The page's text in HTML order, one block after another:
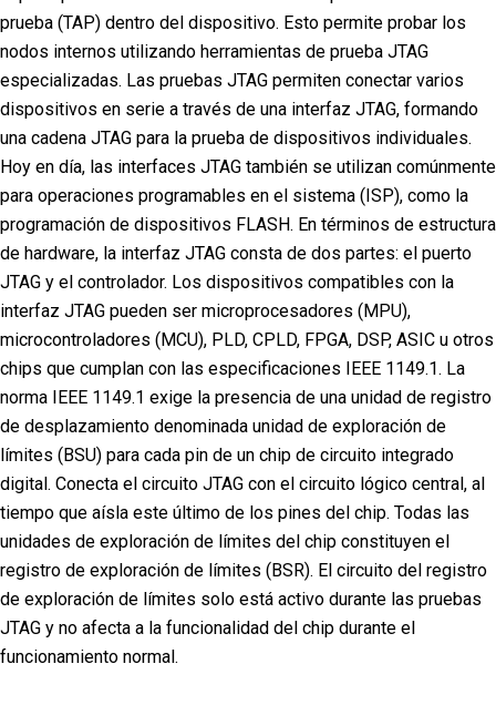
prueba (TAP) dentro del dispositivo. Esto permite probar los
nodos internos utilizando herramientas de prueba JTAG
especializadas. Las pruebas JTAG permiten conectar varios
dispositivos en serie a través de una interfaz JTAG, formando
una cadena JTAG para la prueba de dispositivos individuales.
Hoy en día, las interfaces JTAG también se utilizan comúnmente
para operaciones programables en el sistema (ISP), como la
programación de dispositivos FLASH. En términos de estructura
de hardware, la interfaz JTAG consta de dos partes: el puerto
JTAG y el controlador. Los dispositivos compatibles con la
interfaz JTAG pueden ser microprocesadores (MPU),
microcontroladores (MCU), PLD, CPLD, FPGA, DSP, ASIC u otros
chips que cumplan con las especificaciones IEEE 1149.1. La
norma IEEE 1149.1 exige la presencia de una unidad de registro
de desplazamiento denominada unidad de exploración de
límites (BSU) para cada pin de un chip de circuito integrado
digital. Conecta el circuito JTAG con el circuito lógico central, al
tiempo que aísla este último de los pines del chip. Todas las
unidades de exploración de límites del chip constituyen el
registro de exploración de límites (BSR). El circuito del registro
de exploración de límites solo está activo durante las pruebas
JTAG y no afecta a la funcionalidad del chip durante el
funcionamiento normal.